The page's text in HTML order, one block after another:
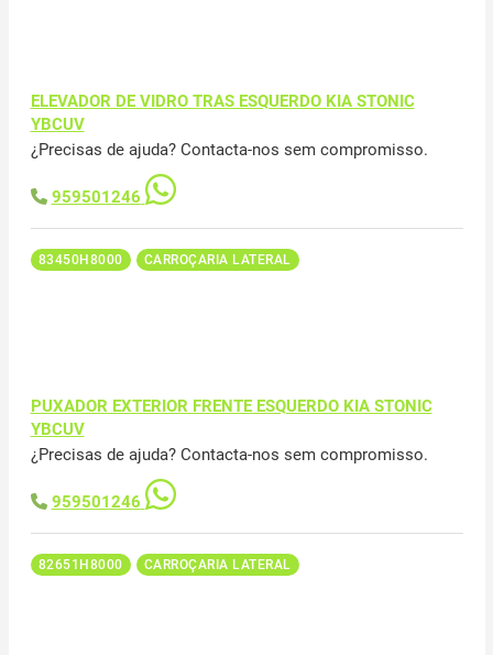
ELEVADOR DE VIDRO TRAS ESQUERDO KIA STONIC
YBCUV
¿Precisas de ajuda? Contacta-nos sem compromisso.
959501246
83450H8000 CARROÇARIA LATERAL
PUXADOR EXTERIOR FRENTE ESQUERDO KIA STONIC
YBCUV
¿Precisas de ajuda? Contacta-nos sem compromisso.
959501246
82651H8000 CARROÇARIA LATERAL